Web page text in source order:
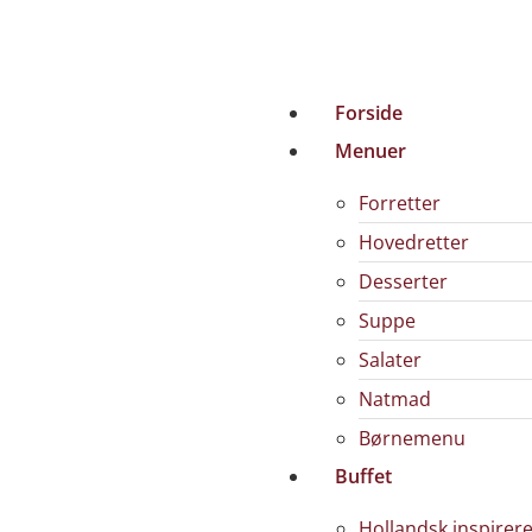
Forside
Menuer
Forretter
Hovedretter
Desserter
Suppe
Salater
Natmad
Børnemenu
Buffet